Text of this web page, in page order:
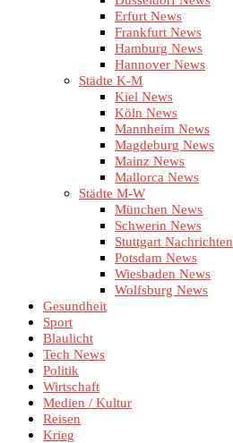
Erfurt News
Frankfurt News
Hamburg News
Hannover News
Städte K-M
Kiel News
Köln News
Mannheim News
Magdeburg News
Mainz News
Mallorca News
Städte M-W
München News
Schwerin News
Stuttgart Nachrichten
Potsdam News
Wiesbaden News
Wolfsburg News
Gesundheit
Sport
Blaulicht
Tech News
Politik
Wirtschaft
Medien / Kultur
Reisen
Krieg